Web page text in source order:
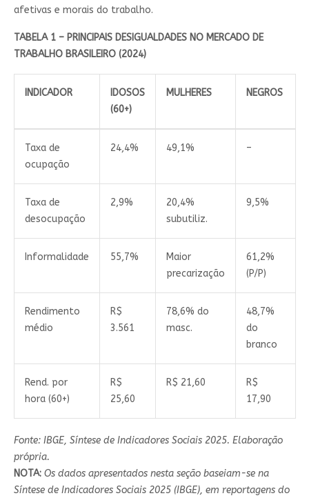
afetivas e morais do trabalho.
TABELA 1 – PRINCIPAIS DESIGUALDADES NO MERCADO DE
TRABALHO BRASILEIRO (2024)
INDICADOR
IDOSOS
(60+)
MULHERES NEGROS
Taxa de
ocupação
24,4% 49,1% –
Taxa de
desocupação
2,9%
20,4%
subutiliz.
9,5%
Informalidade 55,7%
Maior
precarização
61,2%
(P/P)
Rendimento
médio
R$
3.561
78,6% do
masc.
48,7%
do
branco
Rend. por
hora (60+)
R$
25,60
R$ 21,60
R$
17,90
Fonte: IBGE, Síntese de Indicadores Sociais 2025. Elaboração
própria.
NOTA: Os dados apresentados nesta seção baseiam-se na
Síntese de Indicadores Sociais 2025 (IBGE), em reportagens do